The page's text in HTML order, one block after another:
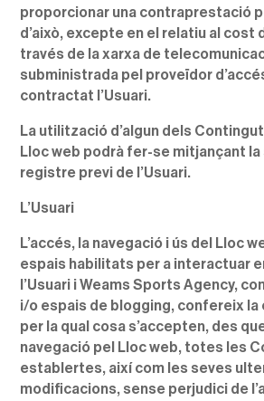
proporcionar una contraprestació
d’això, excepte en el relatiu al cost
través de la xarxa de
subministrada pel proveïdor
contractat l’Usuari.
La utilització d’algun dels
Lloc web podrà fer-se mitjançant
registre previ de l’Usuari.
L’Usuari
L’accés, la navegació i ús del Lloc
espais habilitats per a interactuar
l’Usuari i Weams Sports Agency,
i/o espais de blogging, confereix la
per la qual cosa s’accepten, des
navegació pel Lloc web, totes les
establertes, així com les seves
modificacions, sense perjudici de